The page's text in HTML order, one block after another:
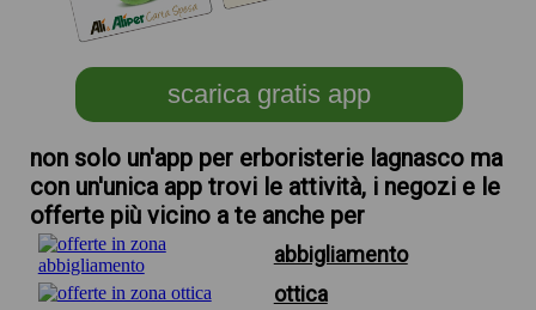
scarica gratis app
non solo un'app per erboristerie lagnasco ma
con un'unica app trovi le attività, i negozi e le
offerte più vicino a te anche per
abbigliamento
ottica